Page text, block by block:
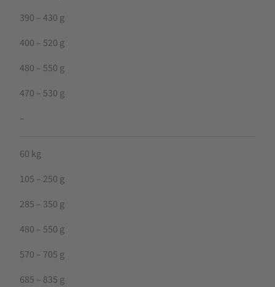
390 – 430 g
400 – 520 g
480 – 550 g
470 – 530 g
60 kg
105 – 250 g
285 – 350 g
480 – 550 g
570 – 705 g
685 – 835 g